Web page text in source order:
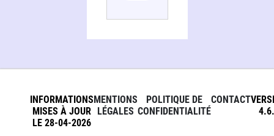
INFORMATIONS
MISES À JOUR
LE 28-04-2026
MENTIONS
LÉGALES
POLITIQUE DE
CONFIDENTIALITÉ
CONTACT